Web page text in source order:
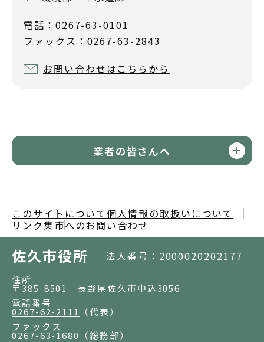
電話：0267-63-0101
ファックス：0267-63-2843
お問い合わせはこちらから
業者の皆さんへ
このサイトについて 個人情報の取扱いについて
リンク集市へのお問い合わせ
佐久市役所 法人番号：2000020202177
住所
〒385-8501 長野県佐久市中込3056
電話番号
0267-62-2111
（代表）
ファックス
0267-63-1680 （総務部）